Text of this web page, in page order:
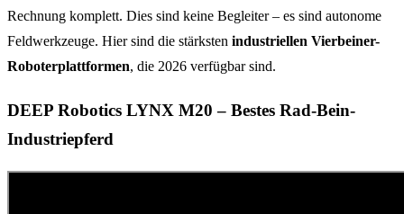
Rechnung komplett. Dies sind keine Begleiter – es sind autonome
Feldwerkzeuge. Hier sind die stärksten industriellen Vierbeiner-
Roboterplattformen, die 2026 verfügbar sind.
DEEP Robotics LYNX M20 – Bestes Rad-Bein-
Industriepferd